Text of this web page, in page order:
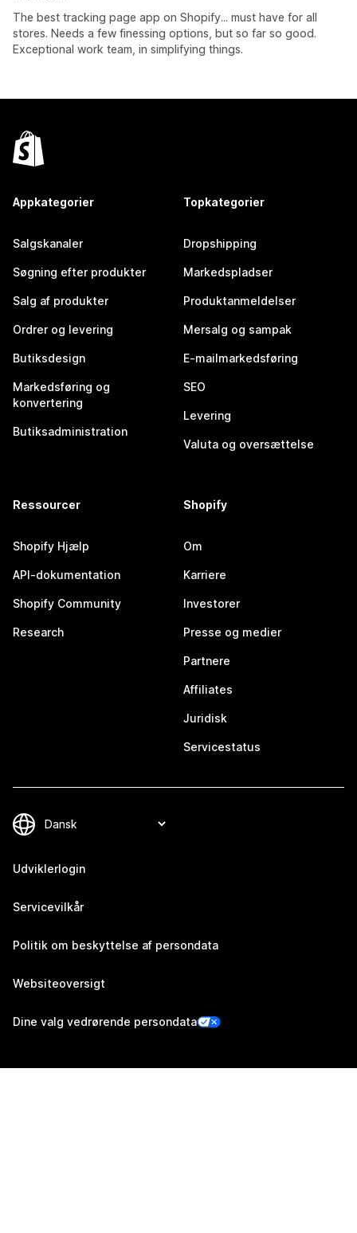
The best tracking page app on Shopify... must have for all
stores. Needs a few finessing options, but so far so good.
Exceptional work team, in simplifying things.
Appkategorier
Salgskanaler
Søgning efter produkter
Salg af produkter
Ordrer og levering
Butiksdesign
Markedsføring og
konvertering
Butiksadministration
Topkategorier
Dropshipping
Markedspladser
Produktanmeldelser
Mersalg og sampak
E-mailmarkedsføring
SEO
Levering
Valuta og oversættelse
Ressourcer
Shopify Hjælp
API-dokumentation
Shopify Community
Research
Shopify
Om
Karriere
Investorer
Presse og medier
Partnere
Affiliates
Juridisk
Servicestatus
Udviklerlogin
Servicevilkår
Politik om beskyttelse af persondata
Websiteoversigt
Dine valg vedrørende persondata